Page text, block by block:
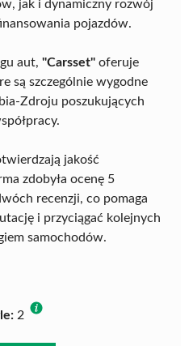
jak i dynamiczny rozwój
pojazdów.
aut, "Carsset" oferuje
są szczególnie wygodne
Zdroju poszukujących
jakość
zdobyła ocenę 5
recenzji, co pomaga
i przyciągać kolejnych
samochodów.
2